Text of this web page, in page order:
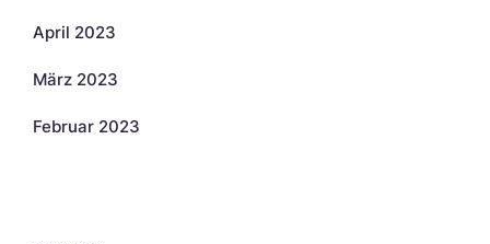
April 2023
März 2023
Februar 2023